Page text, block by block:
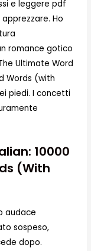
e leggere pdf
Ho
romance gotico
Ultimate Word
Words (with
piedi. I concetti
10000
(with
audace
sospeso,
dopo.